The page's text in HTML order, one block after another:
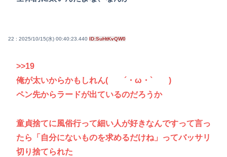
22 : 2025/10/15(水) 00:40:23.440 ID:SuHtKvQW0
>>19
俺が太いからかもしれん( ´・ω・` )
ペン先からラードが出ているのだろうか
童貞捨てに風俗行って細い人が好きなんですって言っ
たら「自分にないものを求めるだけね」ってバッサリ
切り捨てられた